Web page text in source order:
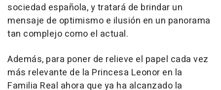
sociedad española, y tratará de brindar un
mensaje de optimismo e ilusión en un panorama
tan complejo como el actual.
Además, para poner de relieve el papel cada vez
más relevante de la Princesa Leonor en la
Familia Real ahora que ya ha alcanzado la